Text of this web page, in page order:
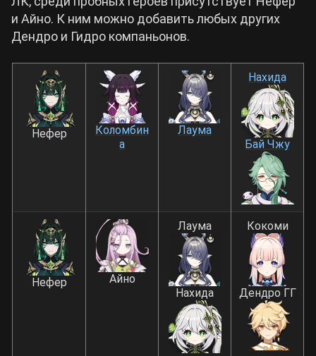
и Айно. К ним можно добавить любых других
Дендро и Гидро компаньонов.
Нефер
Коломбин
а
Лаума
Нахида
Бай Чжу
Нефер Айно
Лаума
Нахида
Кокоми
Дендро ГГ